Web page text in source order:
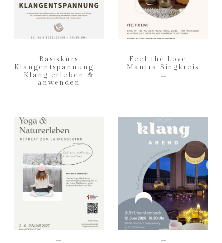
Basiskurs
Klangentspannung –
Klang erleben &
anwenden
Feel the Love –
Mantra Singkreis